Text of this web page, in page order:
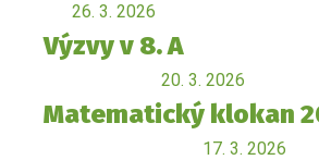
26. 3. 2026
Výzvy v 8. A
20. 3. 2026
Matematický klokan
17. 3. 2026